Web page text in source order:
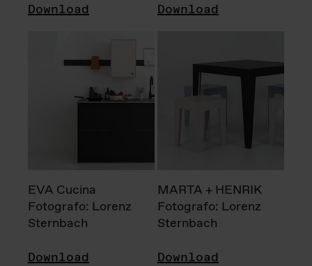
Download Download
EVA Cucina
Fotografo: Lorenz
Sternbach
Download
MARTA + HENRIK
Fotografo: Lorenz
Sternbach
Download